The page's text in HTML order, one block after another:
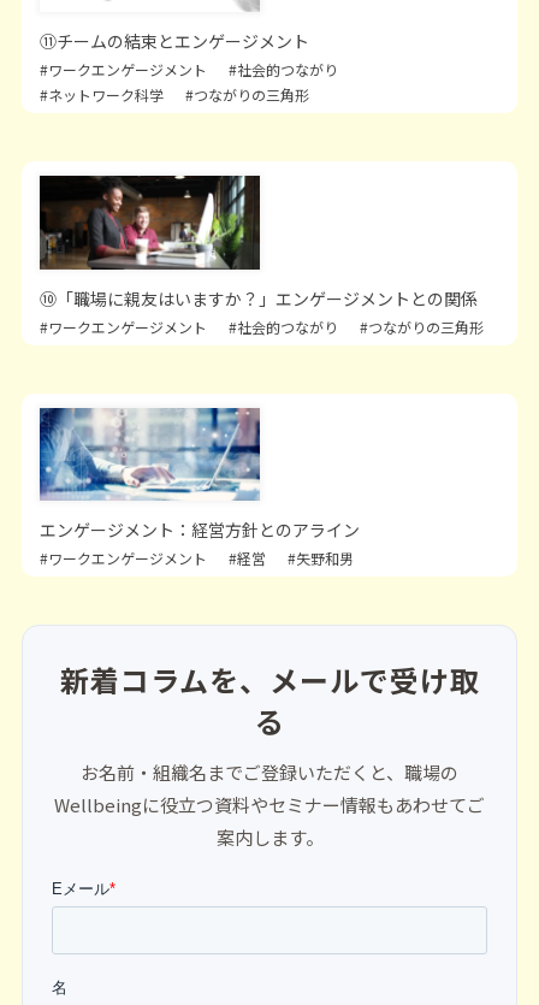
⑪チームの結束とエンゲージメント
#ワークエンゲージメント
#社会的つながり
#ネットワーク科学
#つながりの三角形
⑩「職場に親友はいますか？」エンゲージメントとの関係
#ワークエンゲージメント #社会的つながり #つながりの三角形
エンゲージメント：経営方針とのアライン
#ワークエンゲージメント #経営 #矢野和男
新着コラムを、メールで受け取
る
お名前・組織名までご登録いただくと、職場の
Wellbeingに役立つ資料やセミナー情報もあわせてご
案内します。